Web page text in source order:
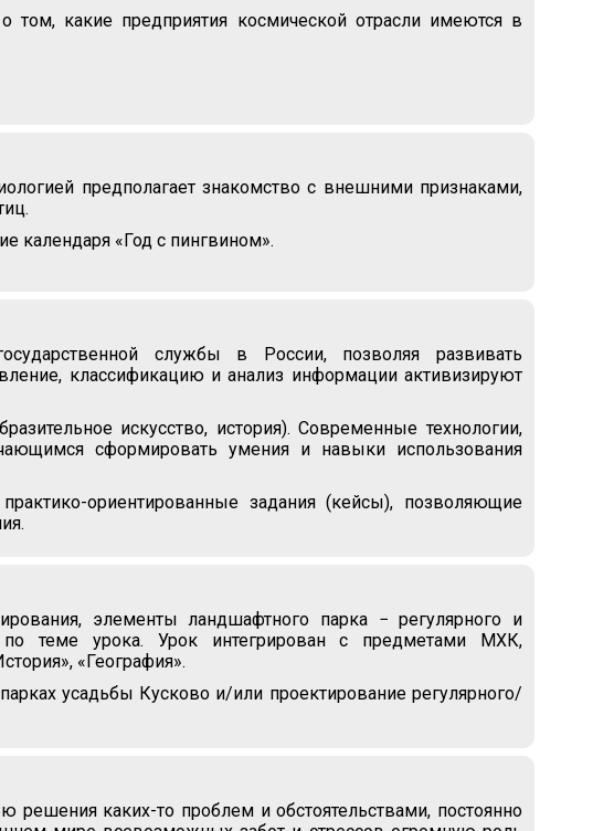
какие предприятия космической отрасли имеются в
предполагает знакомство с внешними признаками,
календаря «Год с пингвином».
службы в России, позволяя развивать
классификацию и анализ информации активизируют
искусство, история). Современные технологии,
сформировать умения и навыки использования
ориентированные задания (кейсы), позволяющие
элементы ландшафтного парка − регулярного и
по теме урока. Урок интегрирован с предметами МХК,
«География».
усадьбы Кусково и/или проектирование регулярного/
каких-то проблем и обстоятельствами, постоянно